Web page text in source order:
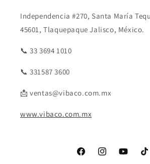
Independencia #270, Santa María
45601, Tlaquepaque Jalisco, México.
📞 33 3694 1010
📞 331587 3600
📩 ventas@vibaco.com.mx
www.vibaco.com.mx
FacebookInstagramYouTube